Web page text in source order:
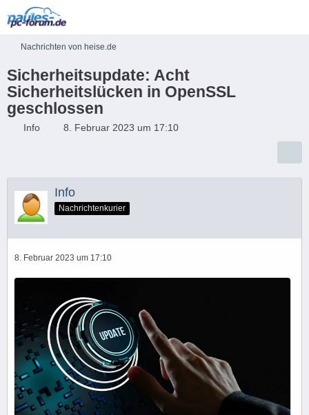
Nachrichten von heise.de
Sicherheitsupdate: Acht
Sicherheitslücken in OpenSSL
geschlossen
Info 8. Februar 2023 um 17:10
Info
Nachrichtenkurier
8. Februar 2023 um 17:10